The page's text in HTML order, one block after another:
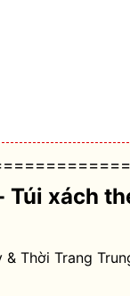
Túi xách
Thời Trang